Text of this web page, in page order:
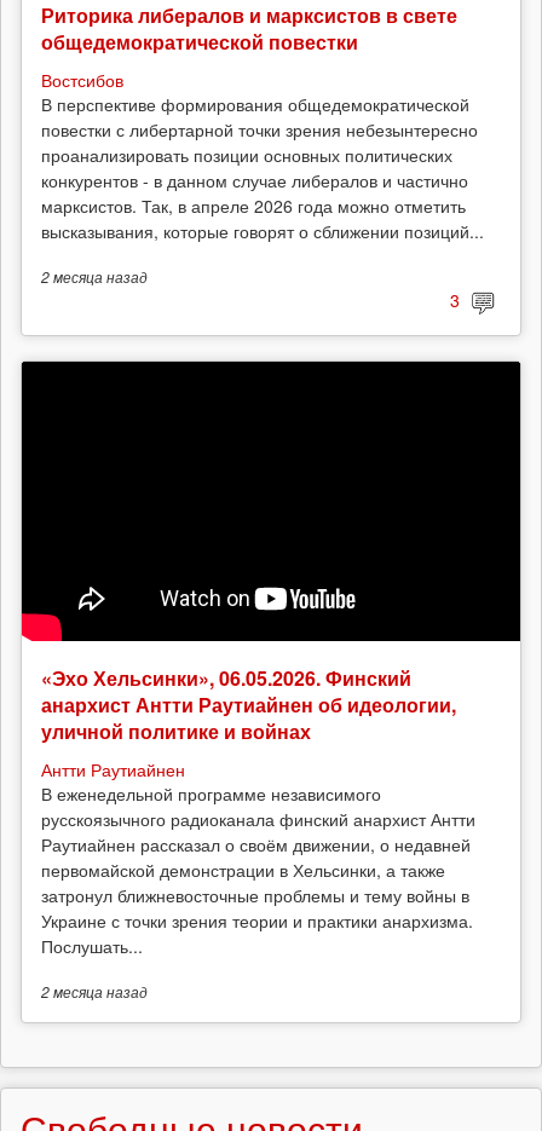
Риторика либералов и марксистов в свете
общедемократической повестки
Востсибов
В перспективе формирования общедемократической
повестки с либертарной точки зрения небезынтересно
проанализировать позиции основных политических
конкурентов - в данном случае либералов и частично
марксистов. Так, в апреле 2026 года можно отметить
высказывания, которые говорят о сближении позиций...
2 месяцаназад
3
«Эхо Хельсинки», 06.05.2026. Финский
анархист Антти Раутиайнен об идеологии,
уличной политике и войнах
Антти Раутиайнен
В еженедельной программе независимого
русскоязычного радиоканала финский анархист Антти
Раутиайнен рассказал о своём движении, о недавней
первомайской демонстрации в Хельсинки, а также
затронул ближневосточные проблемы и тему войны в
Украине с точки зрения теории и практики анархизма.
Послушать...
2 месяцаназад